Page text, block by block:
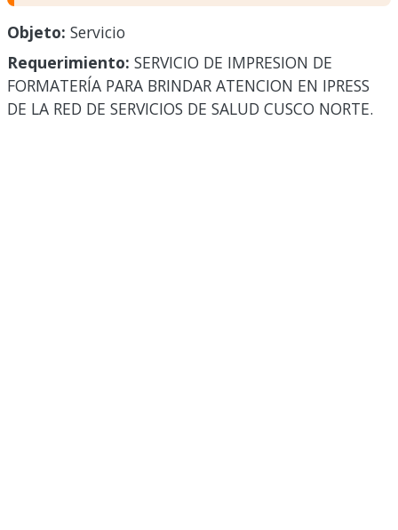
Objeto: Servicio
Requerimiento: SERVICIO DE IMPRESION DE
FORMATERÍA PARA BRINDAR ATENCION EN IPRESS
DE LA RED DE SERVICIOS DE SALUD CUSCO NORTE.